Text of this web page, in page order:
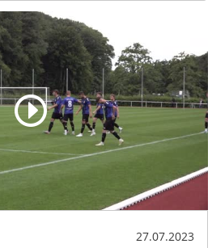
27.07.2023